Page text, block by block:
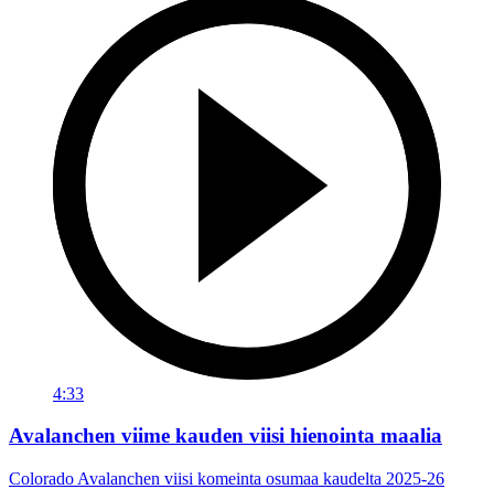
4:33
Avalanchen viime kauden viisi hienointa maalia
Colorado Avalanchen viisi komeinta osumaa kaudelta 2025-26